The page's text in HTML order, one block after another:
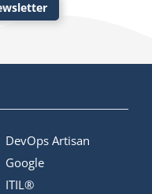
DevOps Artisan
Google
ITIL®